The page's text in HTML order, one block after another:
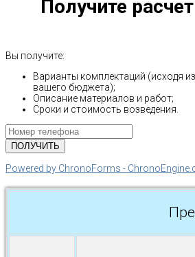
Получите
Вы получите:
Варианты комплектаций (исходя из
вашего бюджета);
Описание материалов и работ;
Сроки и стоимость возведения.
Powered by ChronoForms -